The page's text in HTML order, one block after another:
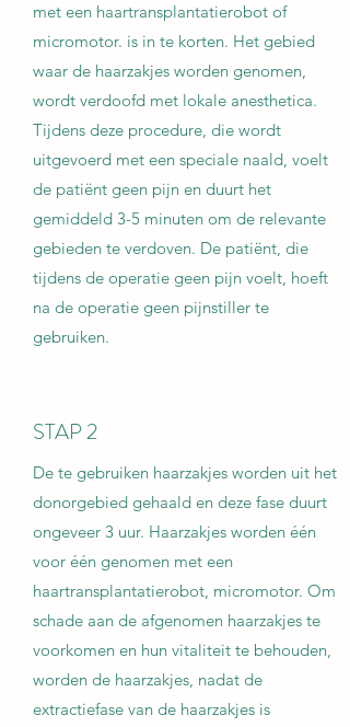
met een haartransplantatierobot of
micromotor. is in te korten. Het gebied
waar de haarzakjes worden genomen,
wordt verdoofd met lokale anesthetica.
Tijdens deze procedure, die wordt
uitgevoerd met een speciale naald, voelt
de patiënt geen pijn en duurt het
gemiddeld 3-5 minuten om de relevante
gebieden te verdoven. De patiënt, die
tijdens de operatie geen pijn voelt, hoeft
na de operatie geen pijnstiller te
gebruiken.
STAP 2
De te gebruiken haarzakjes worden uit het
donorgebied gehaald en deze fase duurt
ongeveer 3 uur. Haarzakjes worden één
voor één genomen met een
haartransplantatierobot, micromotor. Om
schade aan de afgenomen haarzakjes te
voorkomen en hun vitaliteit te behouden,
worden de haarzakjes, nadat de
extractiefase van de haarzakjes is